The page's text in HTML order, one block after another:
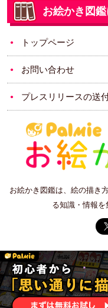
お絵かき図
トップページ
お問い合わせ
プレスリリースの送
お絵かき図鑑は、絵の描き
る知識・情報を